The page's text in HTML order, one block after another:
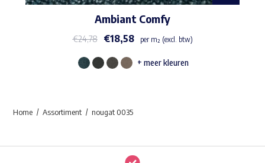
Ambiant Comfy
€24,78 €18,58 per m² (excl. btw)
Dit
Deze
+ meer kleuren
Home Assortiment nougat 0035